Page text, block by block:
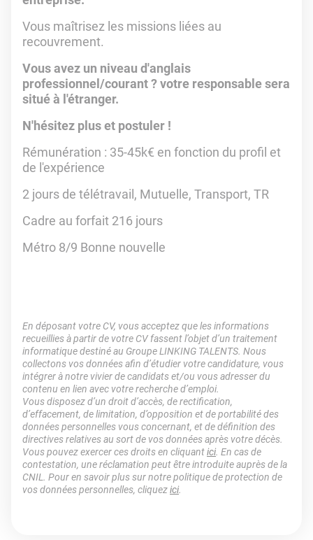
Vous maîtrisez les missions liées au
recouvrement.
Vous avez un niveau d'anglais
professionnel/courant ? votre responsable sera
situé à l'étranger.
N'hésitez plus et postuler !
Rémunération : 35-45k€ en fonction du profil et
de l'expérience
2 jours de télétravail, Mutuelle, Transport, TR
Cadre au forfait 216 jours
Métro 8/9 Bonne nouvelle
En déposant votre CV, vous acceptez que les informations
recueillies à partir de votre CV fassent l’objet d’un traitement
informatique destiné au Groupe LINKING TALENTS. Nous
collectons vos données afin d’étudier votre candidature, vous
intégrer à notre vivier de candidats et/ou vous adresser du
contenu en lien avec votre recherche d’emploi.
Vous disposez d’un droit d’accès, de rectification,
d’effacement, de limitation, d’opposition et de portabilité des
données personnelles vous concernant, et de définition des
directives relatives au sort de vos données après votre décès.
Vous pouvez exercer ces droits en cliquantici. En cas de
contestation, une réclamation peut être introduite auprès de la
CNIL. Pour en savoir plus sur notre politique de protection de
vos données personnelles, cliquezici.